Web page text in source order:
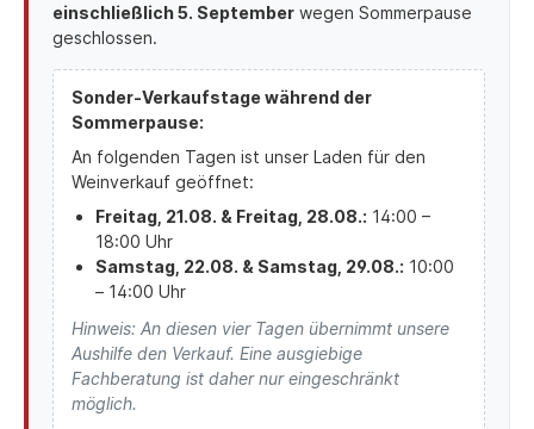
einschließlich 5. September wegen Sommerpause
geschlossen.
Sonder-Verkaufstage während der
Sommerpause:
An folgenden Tagen ist unser Laden für den
Weinverkauf geöffnet:
Freitag, 21.08. & Freitag, 28.08.: 14:00 –
18:00 Uhr
Samstag, 22.08. & Samstag, 29.08.: 10:00
– 14:00 Uhr
Hinweis: An diesen vier Tagen übernimmt unsere
Aushilfe den Verkauf. Eine ausgiebige
Fachberatung ist daher nur eingeschränkt
möglich.